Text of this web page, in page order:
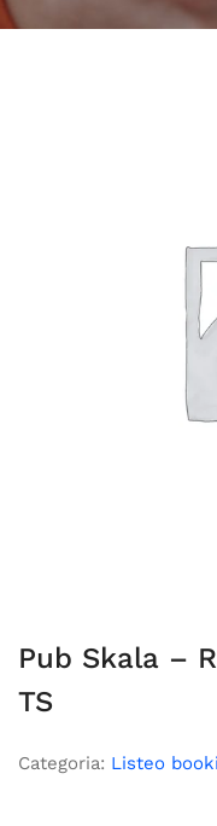
Pub Skala –
TS
Categoria: Listeo